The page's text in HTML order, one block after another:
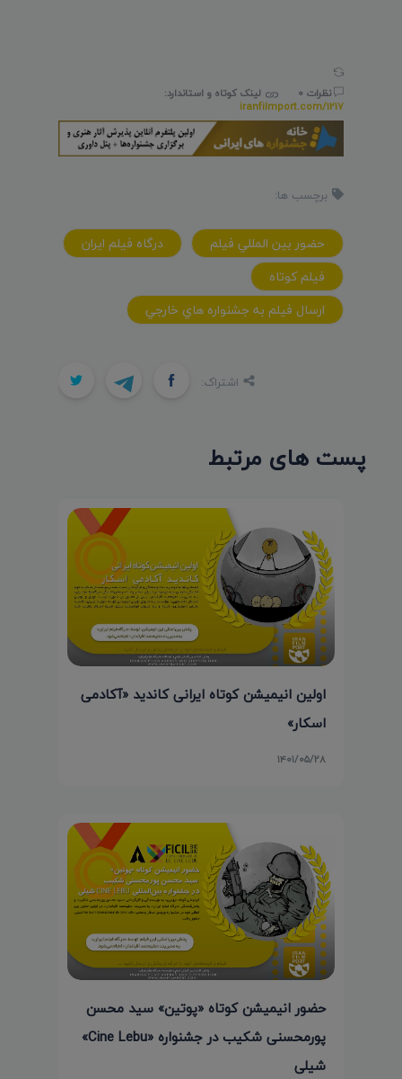
نظرات 0
لینک کوتاه و استاندارد:
iranfilmport.com/1217
برچسب ها:
حضور بين المللي فيلم
درگاه فيلم ايران
فيلم کوتاه
ارسال فيلم به جشنواره هاي خارجي
اشتراک:
پست های مرتبط
اولین انیمیشن کوتاه ایرانی کاندید «آکادمی
اسکار»
۱۴۰۱/۰۵/۲۸
حضور انیمیشن کوتاه «پوتین» سید محسن
پورمحسنی شکیب در جشنواره «Cine Lebu»
شیلی